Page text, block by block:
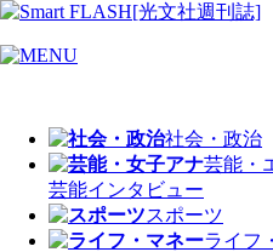
社会・政治
芸能・
芸能インタビュー
スポーツ
ライフ